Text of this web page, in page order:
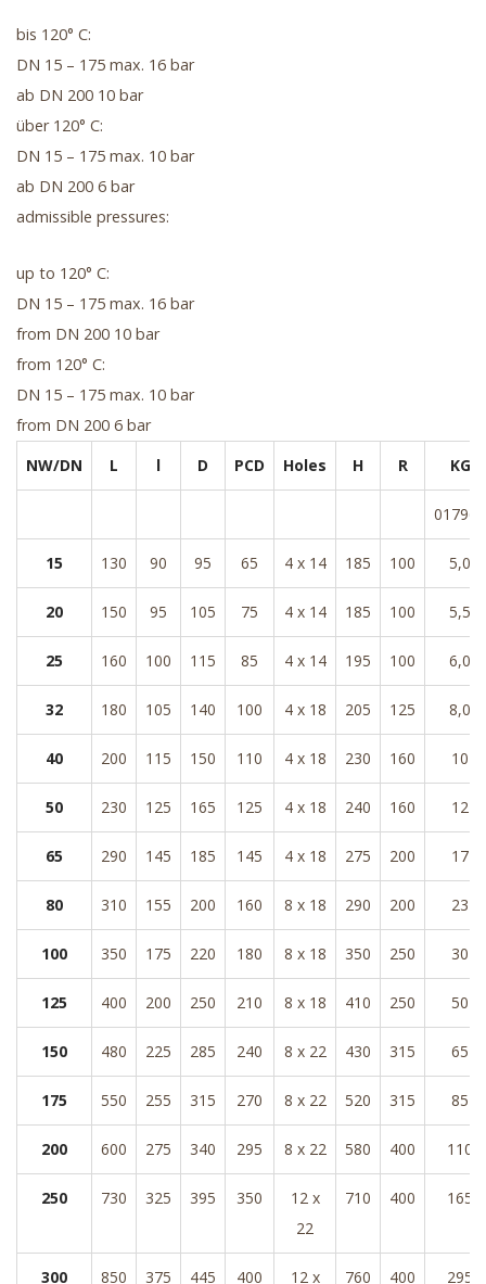
bis 120° C:
DN 15 – 175 max. 16 bar
ab DN 200 10 bar
über 120° C:
DN 15 – 175 max. 10 bar
ab DN 200 6 bar
admissible pressures:
up to 120° C:
DN 15 – 175 max. 16 bar
from DN 200 10 bar
from 120° C:
DN 15 – 175 max. 10 bar
from DN 200 6 bar
NW/DN
L l D PCD Holes H R KG
017960
15 130 90 95 65 4 x 14 185 100 5,0
20 150 95 105 75 4 x 14 185 100 5,5
25 160 100 115 85 4 x 14 195 100 6,0
32 180 105 140 100 4 x 18 205 125 8,0
40 200 115 150 110 4 x 18 230 160 10
50 230 125 165 125 4 x 18 240 160 12
65 290 145 185 145 4 x 18 275 200 17
80 310 155 200 160 8 x 18 290 200 23
100 350 175 220 180 8 x 18 350 250 30
125 400 200 250 210 8 x 18 410 250 50
150 480 225 285 240 8 x 22 430 315 65
175 550 255 315 270 8 x 22 520 315 85
200 600 275 340 295 8 x 22 580 400 110
250 730 325 395 350
12 x
22
710 400 165
300 850 375 445 400 12 x 760 400 295